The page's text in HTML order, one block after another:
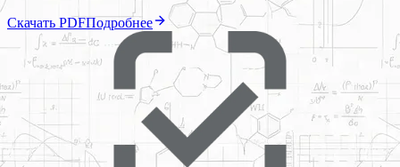
Скачать PDFПодробнее